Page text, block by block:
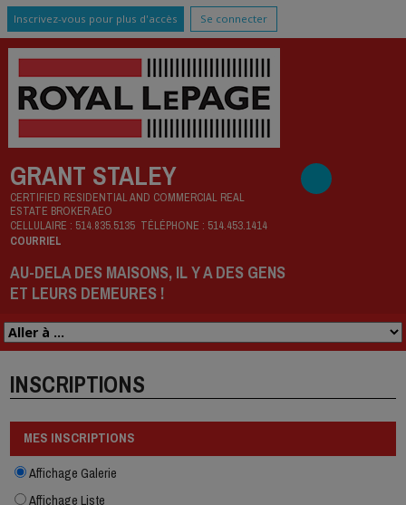
Inscrivez-vous pour plus d'accès Se connecter
GRANT STALEY
CERTIFIED RESIDENTIAL AND COMMERCIAL REAL
ESTATE BROKER AEO
CELLULAIRE : 514.835.5135 TÉLÉPHONE : 514.453.1414
COURRIEL
AU-DELA DES MAISONS, IL Y A DES GENS
ET LEURS DEMEURES !
INSCRIPTIONS
MES INSCRIPTIONS
Affichage Galerie
Affichage Liste